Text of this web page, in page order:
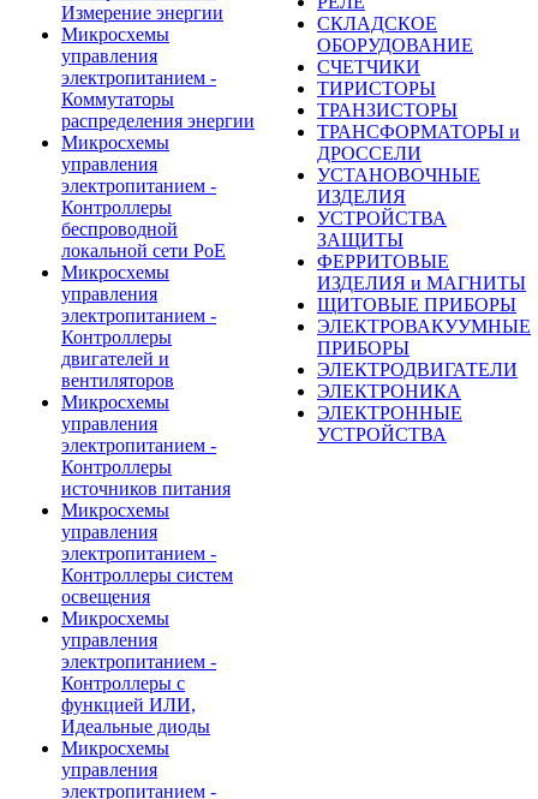
Измерение энергии
Микросхемы
управления
электропитанием -
Коммутаторы
распределения энергии
Микросхемы
управления
электропитанием -
Контроллеры
беспроводной
локальной сети PoE
Микросхемы
управления
электропитанием -
Контроллеры
двигателей и
вентиляторов
Микросхемы
управления
электропитанием -
Контроллеры
источников питания
Микросхемы
управления
электропитанием -
Контроллеры систем
освещения
Микросхемы
управления
электропитанием -
Контроллеры с
функцией ИЛИ,
Идеальные диоды
Микросхемы
управления
электропитанием -
СКЛАДСКОЕ
ОБОРУДОВАНИЕ
СЧЕТЧИКИ
ТИРИСТОРЫ
ТРАНЗИСТОРЫ
ТРАНСФОРМАТОРЫ и
ДРОССЕЛИ
УСТАНОВОЧНЫЕ
ИЗДЕЛИЯ
УСТРОЙСТВА
ЗАЩИТЫ
ФЕРРИТОВЫЕ
ИЗДЕЛИЯ и МАГНИТЫ
ЩИТОВЫЕ ПРИБОРЫ
ЭЛЕКТРОВАКУУМНЫЕ
ПРИБОРЫ
ЭЛЕКТРОДВИГАТЕЛИ
ЭЛЕКТРОНИКА
ЭЛЕКТРОННЫЕ
УСТРОЙСТВА